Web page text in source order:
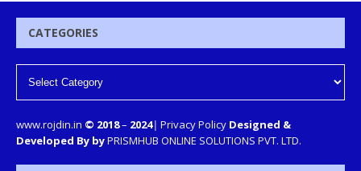
CATEGORIES
www.rojdin.in © 2018– 2024| Privacy Policy Designed &
Developed By byPRISMHUB ONLINE SOLUTIONS PVT. LTD.